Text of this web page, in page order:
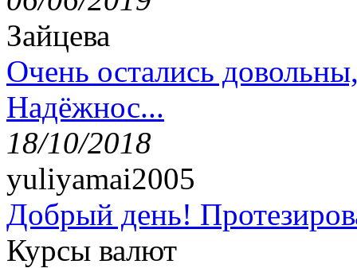
Зайцева
Очень остались
Надёжнос...
18/10/2018
yuliyamai2005
Добрый день!
Курсы валют